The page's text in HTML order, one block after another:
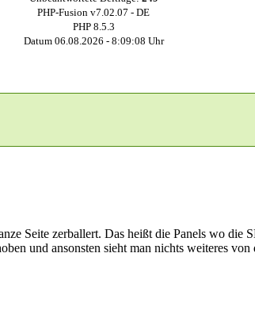
PHP-Fusion v7.02.07 - DE
PHP 8.5.3
Datum 06.08.2026 - 8:09:08 Uhr
Seite zerballert. Das heißt die Panels wo die
und ansonsten sieht man nichts weiteres